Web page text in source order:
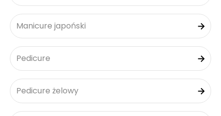
Manicure japoński
Pedicure
Pedicure żelowy